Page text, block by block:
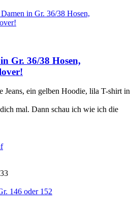
in Gr. 36/38 Hosen,
Gr. 36/38 Hosen,
Jeans, ein gelben Hoodie, lila T-shirt in
mal. Dann schau ich wie ich die
146 oder 152